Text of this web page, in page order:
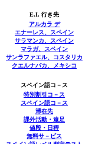
E.I. 行き先
アルカラ デ
エナーレス、スペイン
サラマンカ、スペイン
マラガ、スペイン
サンラファエル、コスタリカ
クエルナバカ、メキシコ
スペイン語コ－ス
特別割引コ－ス
スペイン語コ－ス
滞在先
課外活動・遠足
値段・日程
無料サ－ビス